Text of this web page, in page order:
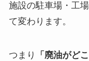
施設の駐車場・工
て変わります。
つまり
「廃油がど